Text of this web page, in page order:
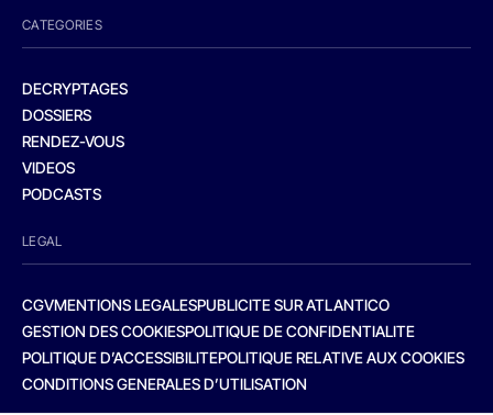
CATEGORIES
DECRYPTAGES
DOSSIERS
RENDEZ-VOUS
VIDEOS
PODCASTS
LEGAL
CGVMENTIONS LEGALESPUBLICITE SUR ATLANTICO
GESTION DES COOKIESPOLITIQUE DE CONFIDENTIALITE
POLITIQUE D’ACCESSIBILITEPOLITIQUE RELATIVE AUX COOKIES
CONDITIONS GENERALES D’UTILISATION